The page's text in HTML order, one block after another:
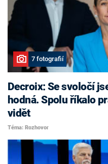
7 fotografií
Decroix: Se svoločí
hodná. Spolu říkalo
vidět
Téma: Rozhovor